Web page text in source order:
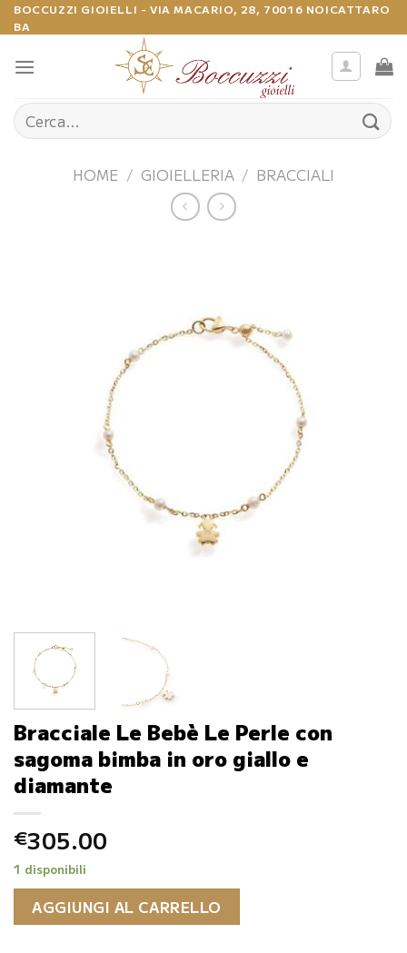
Salta
ai
contenuti
BOCCUZZI GIOIELLI - VIA MACARIO, 28, 70016 NOICATTARO
BA
Cerca:
HOME / GIOIELLERIA / BRACCIALI
Bracciale Le Bebè Le Perle con
sagoma bimba in oro giallo e
diamante
€305.00
1 disponibili
AGGIUNGI AL CARRELLO